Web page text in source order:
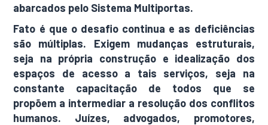
abarcados pelo Sistema Multiportas.
Fato é que o desafio continua e as deficiências
são múltiplas. Exigem mudanças estruturais,
seja na própria construção e idealização dos
espaços de acesso a tais serviços, seja na
constante capacitação de todos que se
propõem a intermediar a resolução dos conflitos
humanos. Juízes, advogados, promotores,